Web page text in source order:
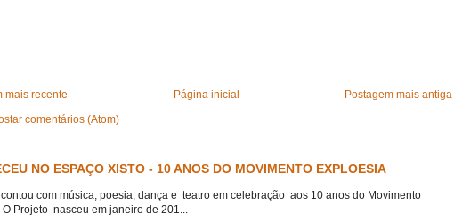
mais recente Postagem mais antiga
Página inicial
comentários (Atom)
NO ESPAÇO XISTO - 10 ANOS DO MOVIMENTO EXPLOESIA
com música, poesia, dança e teatro em celebração aos 10 anos do Movimento
O Projeto nasceu em janeiro de 201...